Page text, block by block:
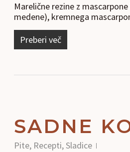
Marelične rezine z
medene), kremnega
Preberi več
SADNE
Pite, Recepti,Sladice